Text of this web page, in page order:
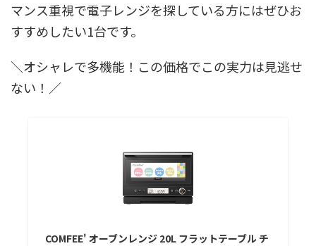
マンス重視で電子レンジを探している方にはぜひお
すすめしたい1台です。
＼オシャレで多機能！この価格でこの実力は見逃せ
ない！／
COMFEE' オーブンレンジ 20L フラットテーブル チ